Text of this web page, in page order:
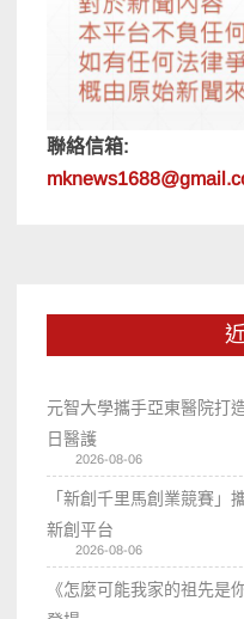
聯絡信箱:
元智大學攜手亞東醫院
日醫護
2026-08-06
「新創千里馬創業競賽
新創平台
2026-08-06
《怎麼可能我家的祖先